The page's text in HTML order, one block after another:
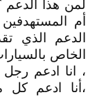
لمن هذا
أم
الدعم الذي
الخاص
، انا ادعم رجل
،أنا ادعم